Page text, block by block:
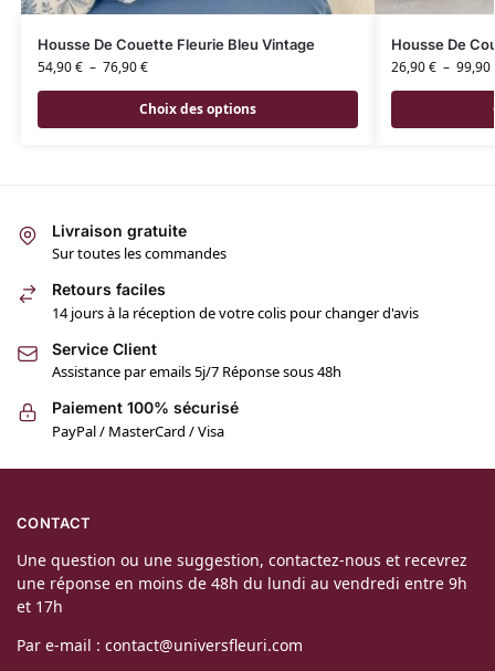
Housse De Couette Fleurie Bleu Vintage
54,90€ – 76,90€
Choix des options
Housse De
26,90€ – 99,90
Livraison gratuite
Sur toutes les commandes
Retours faciles
14 jours à la réception de votre colis pour changer d'avis
Service Client
Assistance par emails 5j/7 Réponse sous 48h
Paiement 100% sécurisé
PayPal / MasterCard / Visa
CONTACT
Une question ou une suggestion, contactez-nous et recevrez
une réponse en moins de 48h du lundi au vendredi entre 9h
et 17h
Par e-mail : contact@universfleuri.com